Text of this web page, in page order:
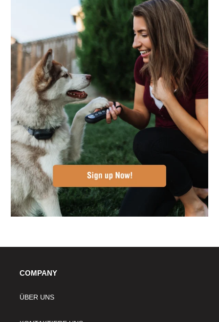
COMPANY
ÜBER UNS